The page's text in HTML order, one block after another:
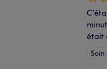
était